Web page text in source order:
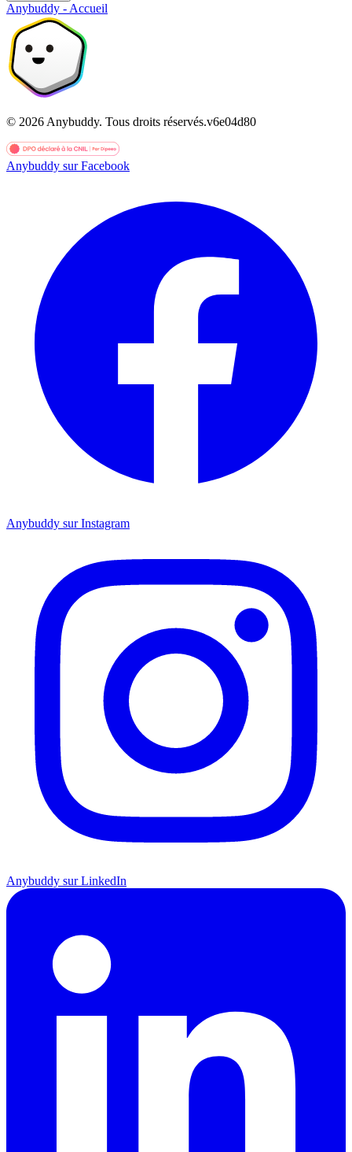
Anybuddy - Accueil
© 2026 Anybuddy. Tous droits réservés.v6e04d80
Anybuddy sur Facebook
Anybuddy sur Instagram
Anybuddy sur LinkedIn